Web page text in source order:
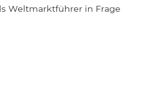
Weltmarktführer in Frage